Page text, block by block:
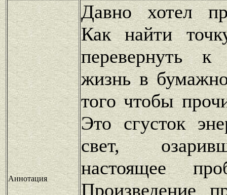
Аннотация
Давно хотел
Как найти
перевернуть
жизнь в
того чтобы
Это сгусток
свет,
настоящее
Произведение